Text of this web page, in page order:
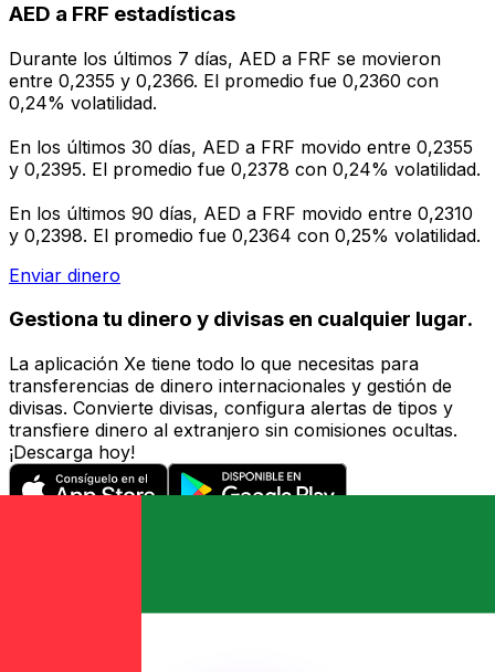
AED a FRF estadísticas
Durante los últimos 7 días, AED a FRF se movieron
entre 0,2355 y 0,2366. El promedio fue 0,2360 con
0,24% volatilidad.
En los últimos 30 días, AED a FRF movido entre 0,2355
y 0,2395. El promedio fue 0,2378 con 0,24% volatilidad.
En los últimos 90 días, AED a FRF movido entre 0,2310
y 0,2398. El promedio fue 0,2364 con 0,25% volatilidad.
Enviar dinero
Gestiona tu dinero y divisas en cualquier lugar.
La aplicación Xe tiene todo lo que necesitas para
transferencias de dinero internacionales y gestión de
divisas. Convierte divisas, configura alertas de tipos y
transfiere dinero al extranjero sin comisiones ocultas.
¡Descarga hoy!